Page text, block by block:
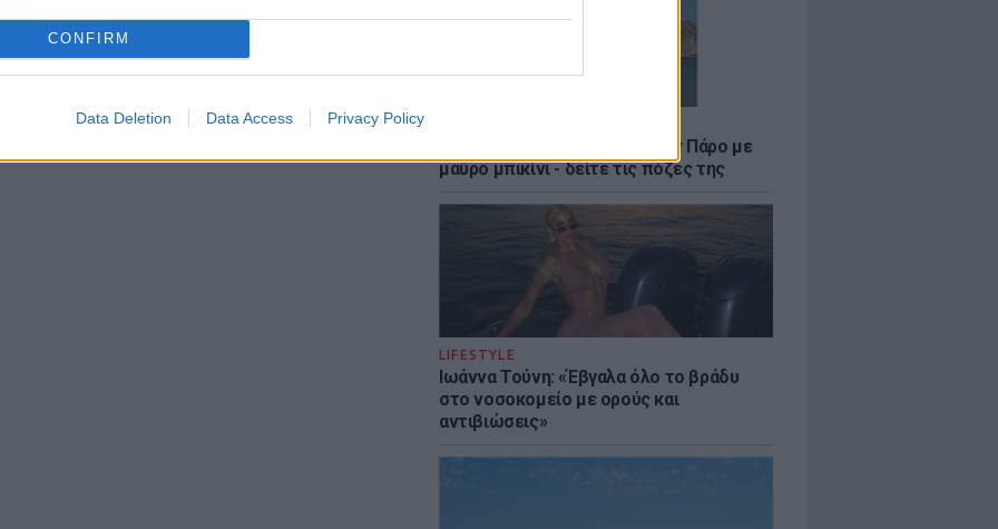
CONFIRM
Data Deletion Data Access Privacy Policy
Η Γαρυφαλλιά Καληφώνη στην Πάρο με
μαύρο μπικίνι - δείτε τις πόζες της
LIFESTYLE
Ιωάννα Τούνη: «Έβγαλα όλο το βράδυ
στο νοσοκομείο με ορούς και
αντιβιώσεις»
και στο Instagram